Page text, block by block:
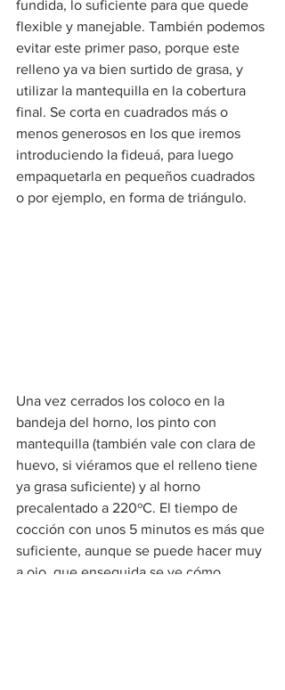
fundida, lo suficiente para que quede
flexible y manejable. También podemos
evitar este primer paso, porque este
relleno ya va bien surtido de grasa, y
utilizar la mantequilla en la cobertura
final. Se corta en cuadrados más o
menos generosos en los que iremos
introduciendo la fideuá, para luego
empaquetarla en pequeños cuadrados
o por ejemplo, en forma de triángulo.
Una vez cerrados los coloco en la
bandeja del horno, los pinto con
mantequilla (también vale con clara de
huevo, si viéramos que el relleno tiene
ya grasa suficiente) y al horno
precalentado a 220ºC. El tiempo de
cocción con unos 5 minutos es más que
suficiente, aunque se puede hacer muy
a ojo, que enseguida se ve cómo